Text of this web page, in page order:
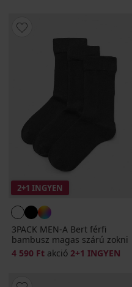
2+1 INGYEN
3PACK MEN-A Bert férfi
bambusz magas szárú zokni
4 590 Ft akció 2+1 INGYEN